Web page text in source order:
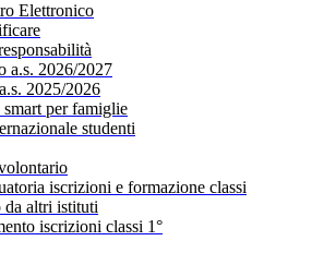
Elettronico
a.s. 2026/2027
2025/2026
per famiglie
studenti
iscrizioni e formazione classi
da altri istituti
iscrizioni classi 1°